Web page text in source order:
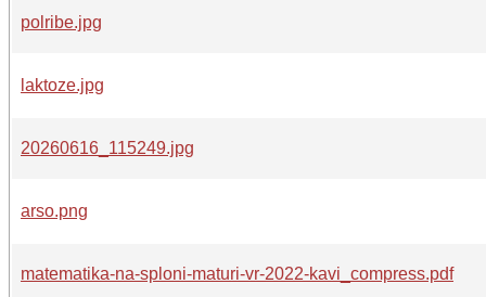
polribe.jpg
laktoze.jpg
20260616_115249.jpg
arso.png
matematika-na-sploni-maturi-vr-2022-kavi_compress.pdf